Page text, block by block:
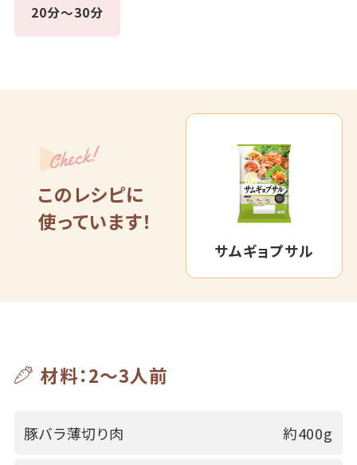
20分～30分
Check!
このレシピに
使っています！
サムギョプサル
材料：2～3人前
豚バラ薄切り肉 約400g